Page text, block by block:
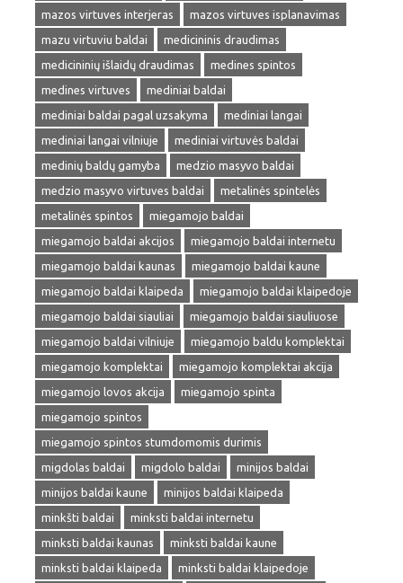
mazos virtuves interjeras
mazos virtuves isplanavimas
mazu virtuviu baldai
medicininis draudimas
medicininių išlaidų draudimas
medines spintos
medines virtuves
mediniai baldai
mediniai baldai pagal uzsakyma
mediniai langai
mediniai langai vilniuje
mediniai virtuvės baldai
medinių baldų gamyba
medzio masyvo baldai
medzio masyvo virtuves baldai
metalinės spintelės
metalinės spintos
miegamojo baldai
miegamojo baldai akcijos
miegamojo baldai internetu
miegamojo baldai kaunas
miegamojo baldai kaune
miegamojo baldai klaipeda
miegamojo baldai klaipedoje
miegamojo baldai siauliai
miegamojo baldai siauliuose
miegamojo baldai vilniuje
miegamojo baldu komplektai
miegamojo komplektai
miegamojo komplektai akcija
miegamojo lovos akcija
miegamojo spinta
miegamojo spintos
miegamojo spintos stumdomomis durimis
migdolas baldai
migdolo baldai
minijos baldai
minijos baldai kaune
minijos baldai klaipeda
minkšti baldai
minksti baldai internetu
minksti baldai kaunas
minksti baldai kaune
minksti baldai klaipeda
minksti baldai klaipedoje